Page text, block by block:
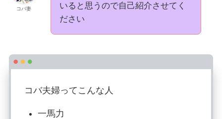
コバ妻
いると思うので自己紹介させてく
ださい
コバ夫婦ってこんな人
一馬力